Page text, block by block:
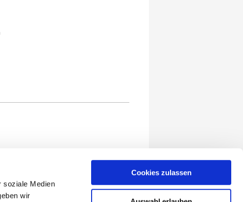
soziale Medien
wir
Cookies zulassen